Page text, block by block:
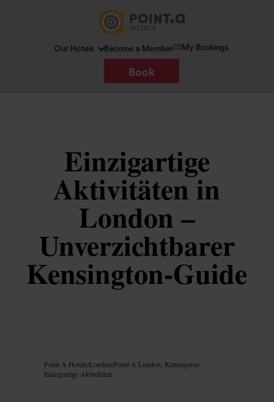
Our Hotels Become a Member My Bookings
Book
Einzigartige
Aktivitäten in
London –
Unverzichtbarer
Kensington-Guide
Point A Hotels/London/Point A London, Kensington/
Einzigartige Aktivitäten